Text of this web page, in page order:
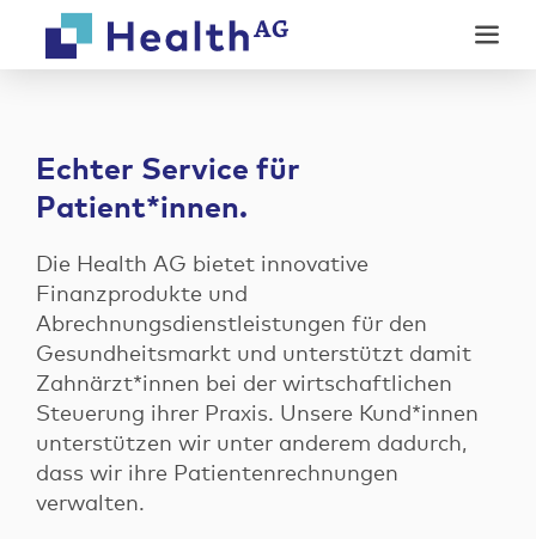
Weiter
zum
Weiter
zur
Unsere Produkte
Modulares Factoring
Abrechnung
Co-Evolution
Digitale Services
Online-Anamnese
Ratenzahlungsrechner
Digitale Rechnung
Unternehmen
Wer wir sind
Karriere
Kontakt
News
Echter Service für
Patient*innen.
Die Health AG bietet innovative
Finanzprodukte und
Abrechnungsdienstleistungen für den
Gesundheitsmarkt und unterstützt damit
Zahnärzt*innen bei der wirtschaftlichen
Steuerung ihrer Praxis. Unsere Kund*innen
unterstützen wir unter anderem dadurch,
dass wir ihre Patientenrechnungen
verwalten.